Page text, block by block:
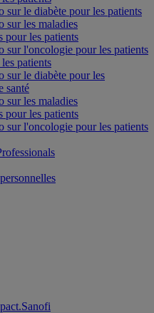
sur le diabète pour les patients
sur les maladies
pour les patients
sur l'oncologie pour les patients
patients
sur le diabète pour les
santé
sur les maladies
pour les patients
sur l'oncologie pour les patients